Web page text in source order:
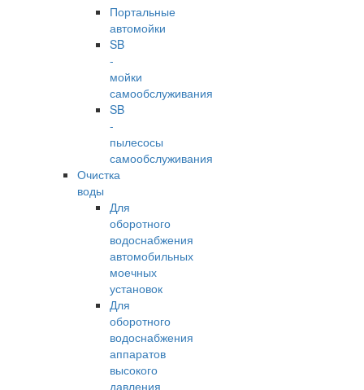
Портальные
автомойки
SB
-
мойки
самообслуживания
SB
-
пылесосы
самообслуживания
Очистка
воды
Для
оборотного
водоснабжения
автомобильных
моечных
установок
Для
оборотного
водоснабжения
аппаратов
высокого
давления